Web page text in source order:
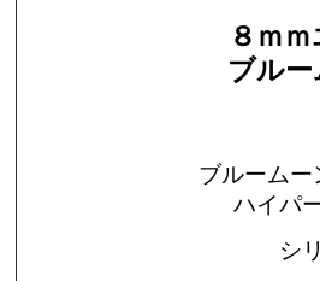
８ｍ
ブル
ブルーム
ハイパ
シ